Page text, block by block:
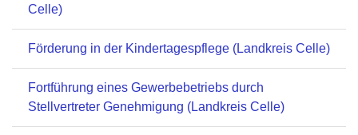
Celle)
Förderung in der Kindertagespflege (Landkreis Celle)
Fortführung eines Gewerbebetriebs durch
Stellvertreter Genehmigung (Landkreis Celle)